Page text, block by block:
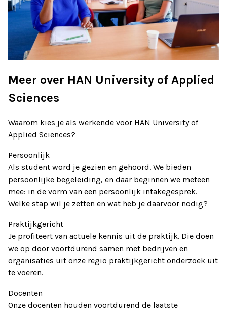
Meer over HAN University of Applied
Sciences
Waarom kies je als werkende voor HAN University of
Applied Sciences?
Persoonlijk
Als student word je gezien en gehoord. We bieden
persoonlijke begeleiding, en daar beginnen we meteen
mee: in de vorm van een persoonlijk intakegesprek.
Welke stap wil je zetten en wat heb je daarvoor nodig?
Praktijkgericht
Je profiteert van actuele kennis uit de praktijk. Die doen
we op door voortdurend samen met bedrijven en
organisaties uit onze regio praktijkgericht onderzoek uit
te voeren.
Docenten
Onze docenten houden voortdurend de laatste